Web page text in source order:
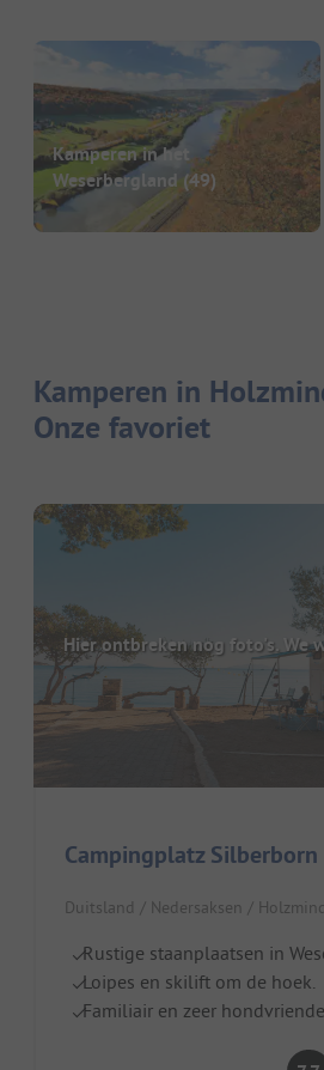
Kamperen in het
Weserbergland(49)
Kamperen in
Onze favoriet
Hier ontbreken nog foto's. We
Campingplatz Silberborn
Duitsland / Nedersaksen /
Rustige staanplaatsen in
Loipes en skilift om de hoek.
Familiair en zeer